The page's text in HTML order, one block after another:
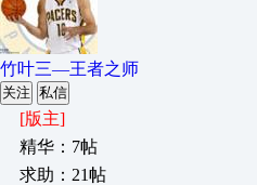
竹叶三—王者之师
关注 私信
[版主]
精华：7帖
求助：21帖